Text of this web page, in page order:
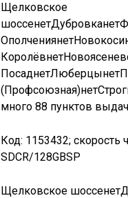
Щелковское
шоссенетДубровканет
Ополчениянет
Королёвнет
ПосаднетЛюберцынет
(Профсоюзная)нет
много 88 пунктов
Код: 1153432; скорость
SDCR/128GBSP
Щелковское шоссенет